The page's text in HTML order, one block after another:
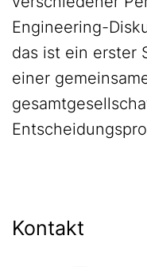
Engineering-
das ist ein erster
einer
Kontakt